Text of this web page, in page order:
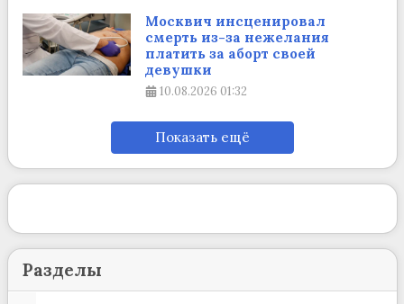
Москвич инсценировал
смерть из-за нежелания
платить за аборт своей
девушки
10.08.2026 01:32
Показать ещё
Разделы